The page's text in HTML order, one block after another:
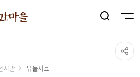
시관 유물자료